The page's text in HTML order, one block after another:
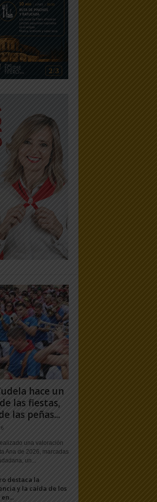
hace un
las fiestas,
las peñas...
una valoración
Ana de 2026, marcadas
un...
destaca la
y la caída de los